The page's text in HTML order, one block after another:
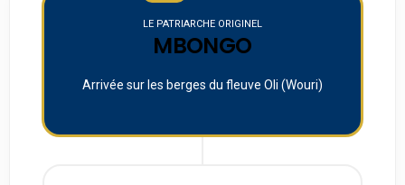
LE PATRIARCHE ORIGINEL
MBONGO
Arrivée sur les berges du fleuve Oli (Wouri)